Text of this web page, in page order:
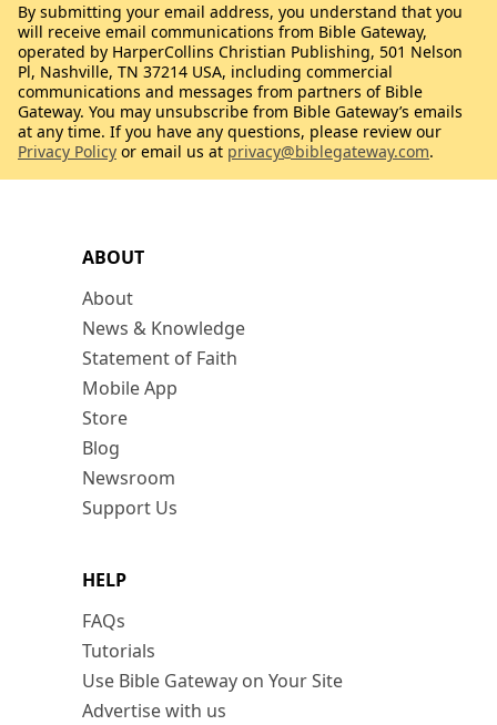
ABOUT
About
News & Knowledge
Statement of Faith
Mobile App
Store
Blog
Newsroom
Support Us
HELP
FAQs
Tutorials
Use Bible Gateway on Your Site
Advertise with us
By submitting your email address, you understand that you
will receive email communications from Bible Gateway,
operated by HarperCollins Christian Publishing, 501 Nelson
Pl, Nashville, TN 37214 USA, including commercial
communications and messages from partners of Bible
Gateway. You may unsubscribe from Bible Gateway’s emails
at any time. If you have any questions, please review our
Privacy Policy or email us at privacy@biblegateway.com.